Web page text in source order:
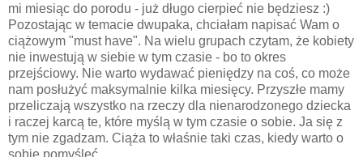
mi miesiąc do porodu - już długo cierpieć nie będziesz :)
Pozostając w temacie dwupaka, chciałam napisać Wam o
ciążowym "must have". Na wielu grupach czytam, że kobiety
nie inwestują w siebie w tym czasie - bo to okres
przejściowy. Nie warto wydawać pieniędzy na coś, co może
nam posłużyć maksymalnie kilka miesięcy. Przyszłe mamy
przeliczają wszystko na rzeczy dla nienarodzonego dziecka
i raczej karcą te, które myślą w tym czasie o sobie. Ja się z
tym nie zgadzam. Ciąża to właśnie taki czas, kiedy warto o
sobie pomyśleć.